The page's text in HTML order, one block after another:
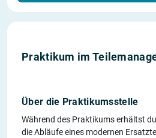
Praktikum im
Über die Praktikumsstelle
Während des Praktikums erhältst
die Abläufe eines modernen